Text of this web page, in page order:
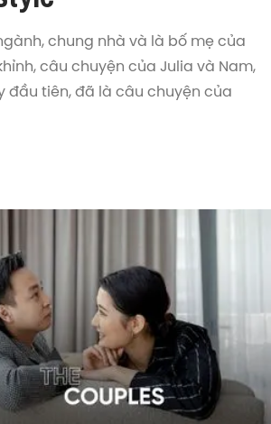
chung nhà và là bố mẹ của
câu chuyện của Julia và Nam,
đầu tiên, đã là câu chuyện của